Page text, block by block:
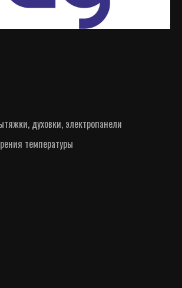
духовки, электропанели
температуры